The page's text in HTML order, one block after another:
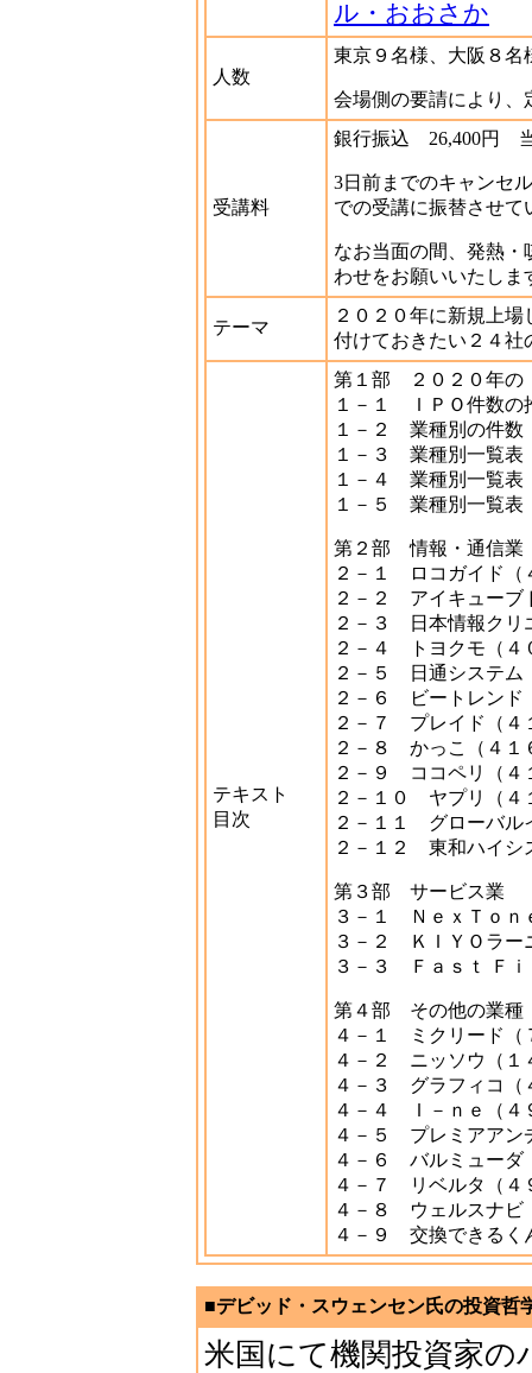
ル・おおさか
人数
東京９名様、大阪８名
会場側の要請により、
受講料
銀行振込 26,400円
3日前までのキャンセ
での受講に振替させて
なお当面の間、発熱
わせをお願いいたし
テーマ
２０２０年に新規上
付けておきたい２４社
テキスト
目次
第１部 ２０２０年の
１－１ ＩＰＯ件数の
１－２ 業種別の件数
１－３ 業種別一覧表
１－４ 業種別一覧表
１－５ 業種別一覧表
第２部 情報・通信業
２－１ ロコガイド（
２－２ アイキューブ
２－３ 日本情報クリ
２－４ トヨクモ（４
２－５ 日通システム
２－６ ビートレンド
２－７ プレイド（４
２－８ かっこ（４１
２－９ ココペリ（４
２－１０ ヤプリ（４
２－１１ グローバル
２－１２ 東和ハイシ
第３部 サービス業
３－１ ＮｅｘＴｏｎ
３－２ ＫＩＹＯラー
３－３ Ｆａｓｔ Ｆｉ
第４部 その他の業種
４－１ ミクリード（
４－２ ニッソウ（１
４－３ グラフィコ（
４－４ Ｉ－ｎｅ（４
４－５ プレミアアン
４－６ バルミューダ
４－７ リベルタ（４
４－８ ウェルスナビ
４－９ 交換できるく
■デビッド・スウェンセン氏の投資哲
米国にて機関投資家